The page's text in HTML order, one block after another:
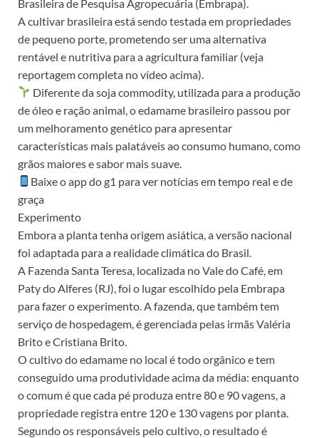
Brasileira de Pesquisa Agropecuária (Embrapa).
A cultivar brasileira está sendo testada em propriedades
de pequeno porte, prometendo ser uma alternativa
rentável e nutritiva para a agricultura familiar (veja
reportagem completa no vídeo acima).
Diferente da soja commodity, utilizada para a produção
de óleo e ração animal, o edamame brasileiro passou por
um melhoramento genético para apresentar
características mais palatáveis ao consumo humano, como
grãos maiores e sabor mais suave.
Baixe o app do g1 para ver notícias em tempo real e de
graça
Experimento
Embora a planta tenha origem asiática, a versão nacional
foi adaptada para a realidade climática do Brasil.
A Fazenda Santa Teresa, localizada no Vale do Café, em
Paty do Alferes (RJ), foi o lugar escolhido pela Embrapa
para fazer o experimento. A fazenda, que também tem
serviço de hospedagem, é gerenciada pelas irmãs Valéria
Brito e Cristiana Brito.
O cultivo do edamame no local é todo orgânico e tem
conseguido uma produtividade acima da média: enquanto
o comum é que cada pé produza entre 80 e 90 vagens, a
propriedade registra entre 120 e 130 vagens por planta.
Segundo os responsáveis pelo cultivo, o resultado é